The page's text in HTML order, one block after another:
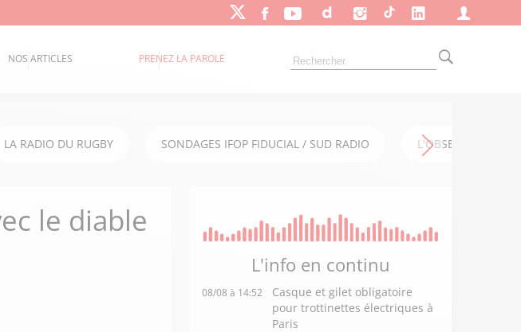
NOS ARTICLES PRENEZ LA PAROLE
LA RADIO DU RUGBY SONDAGES IFOP FIDUCIAL / SUD RADIO L'OBSERVATOIRE
le diable
L'info en continu
08/08 à 14:52
Casque et gilet obligatoire
pour trottinettes électriques à
Paris